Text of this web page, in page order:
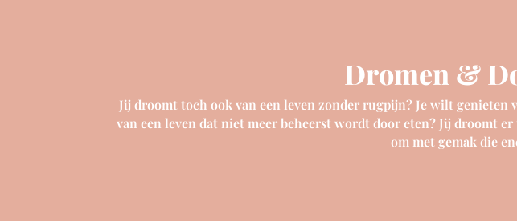
Dromen &
Jij droomt toch ook van een leven zonder rugpijn? Je wilt
van een leven dat niet meer beheerst wordt door eten? Jij droomt
om met gemak die